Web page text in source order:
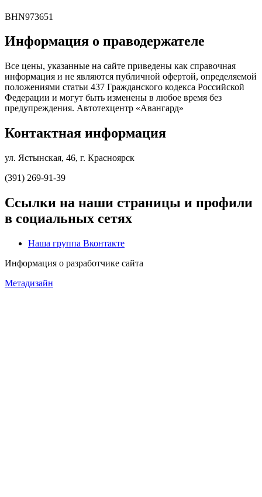
BHN973651
Информация о праводержателе
Все цены, указанные на сайте приведены как справочная
информация и не являются публичной офертой, определяемой
положениями статьи 437 Гражданского кодекса Российской
Федерации и могут быть изменены в любое время без
предупреждения. Автотехцентр «Авангард»
Контактная информация
ул. Ястынская, 46, г. Красноярск
(391) 269-91-39
Ссылки на наши страницы и профили
в социальных сетях
Наша группа Вконтакте
Информация о разработчике сайта
Метадизайн